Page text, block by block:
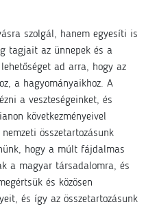
szolgál, hanem egyesíti is
tagjait az ünnepek és a
ad arra, hogy az
a hagyományaikhoz. A
a veszteségeinket, és
következményeivel
összetartozásunk
hogy a múlt fájdalmas
a magyar társadalomra, és
és közösen
és így az összetartozásunk